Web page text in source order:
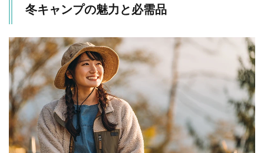
すす
2
ま
と
め
冬キャンプの魅力と必需品